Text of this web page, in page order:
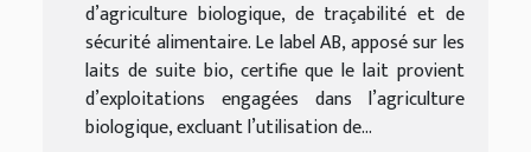
d’agriculture biologique, de traçabilité et de
sécurité alimentaire. Le label AB, apposé sur les
laits de suite bio, certifie que le lait provient
d’exploitations engagées dans l’agriculture
biologique, excluant l’utilisation de...